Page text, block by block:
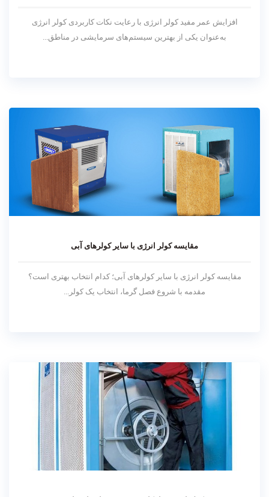
افزایش عمر مفید کولر انرژی با رعایت نکات کاربردی کولر انرژی
به‌عنوان یکی از بهترین سیستم‌های سرمایشی در مناطق...
مقایسه کولر انرژی با سایر کولرهای آبی
مقایسه کولر انرژی با سایر کولرهای آبی؛ کدام انتخاب بهتری است؟
مقدمه با شروع فصل گرما، انتخاب یک کولر...